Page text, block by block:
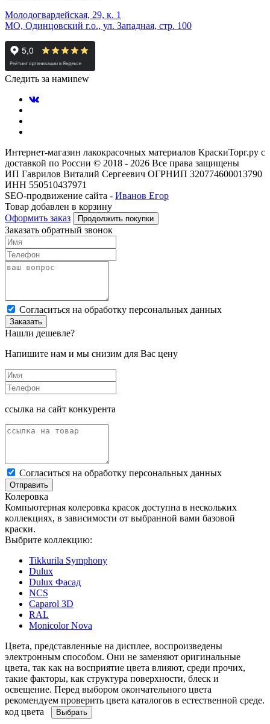
Молодогвардейская, 29, к. 1
МО, Одинцовский г.о., ул. Западная, стр. 100
Следить за намиnew
Интернет-магазин лакокрасочных материалов КраскиТорг.ру с
доставкой по России © 2018 - 2026 Все права защищены
ИП Гаврилов Виталий Сергеевич ОГРНИП 320774600013790
ИНН 550510437971
SEO-продвижение сайта - Иванов Егор
Товар добавлен в корзину
Оформить заказ
Продолжить покупки
Заказать обратный звонок
Cогласиться на обработку персональных данных
Заказать
Нашли дешевле?
Напишите нам и мы снизим для Вас цену
ссылка на сайт конкурента
Cогласиться на обработку персональных данных
Отправить
Колеровка
Компьютерная колеровка красок доступна в нескольких
коллекциях, в зависимости от выбранной вами базовой
краски.
Выбрите коллекцию:
Tikkurila Symphony
Dulux
Dulux Фасад
NCS
Caparol 3D
RAL
Monicolor Nova
Цвета, представленные на дисплее, воспроизведены
электронным способом. Они не заменяют оригинальные
цвета, так как на восприятие цвета влияют, среди прочих,
такие факторы, как структура поверхности, блеск и
освещение. Перед выбором окончательного цвета
рекомендуем проверить цвета каталогов в естественной среде.
код цвета
Выбрать